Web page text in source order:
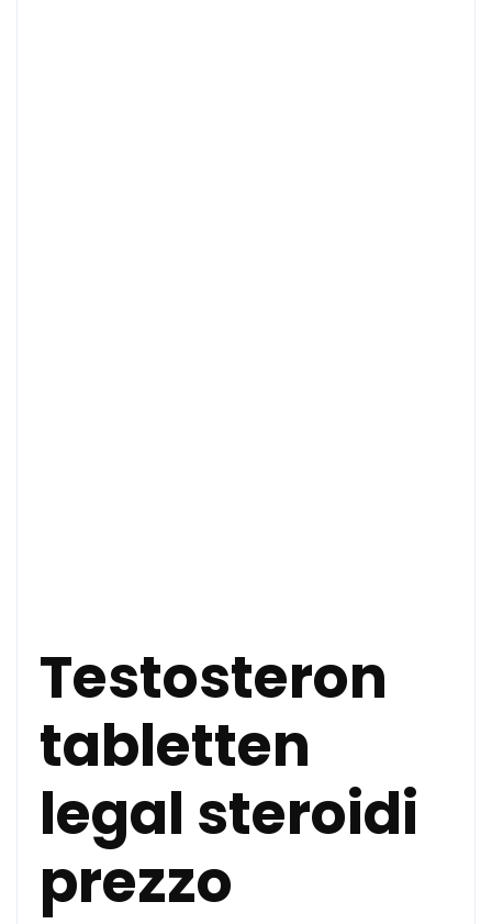
Testosteron
tabletten
legal steroidi
prezzo